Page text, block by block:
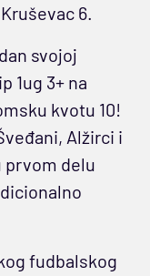
6.
svojoj
1ug 3+ na
kvotu 10!
Alžirci i
prvom delu
fudbalskog